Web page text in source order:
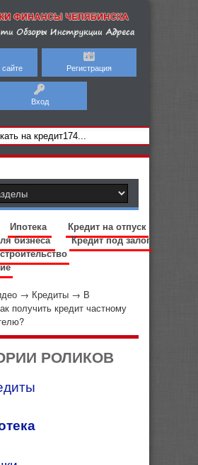
Регистрация
Вход
Ипотека
Кредит на отпуск
бизнеса
Кредит под залог
→ Кредиты → В
получить кредит частному
РОЛИКОВ